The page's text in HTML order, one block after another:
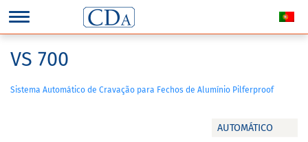
AUTOMÁTICO
VS 700
Sistema Automático de Cravação para Fechos de Alumínio Pilferproof